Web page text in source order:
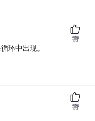
环中出现。
赞
赞